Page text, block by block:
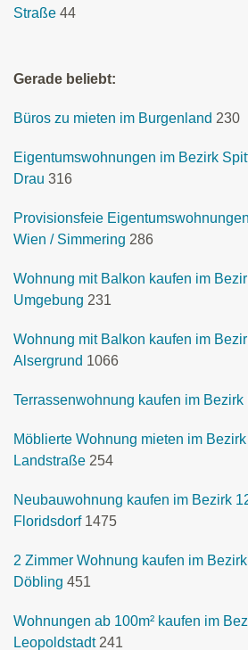
Straße 44
Gerade beliebt:
Büros zu mieten im Burgenland 230
Eigentumswohnungen im Bezirk
Drau 316
Provisionsfeie
Wien / Simmering 286
Wohnung mit Balkon kaufen im
Umgebung 231
Wohnung mit Balkon kaufen im
Alsergrund 1066
Terrassenwohnung kaufen im Bezirk
Möblierte Wohnung mieten im
Landstraße 254
Neubauwohnung kaufen im Bezirk
Floridsdorf 1475
2 Zimmer Wohnung kaufen im
Döbling 451
Wohnungen ab 100m² kaufen im
Leopoldstadt 241